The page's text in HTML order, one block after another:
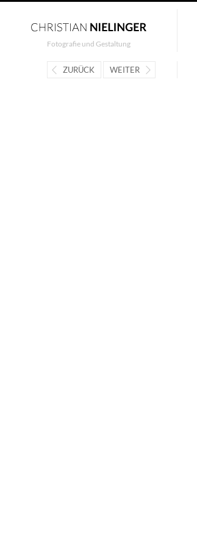
Fotografie und Gestaltung
ZURÜCK WEITER